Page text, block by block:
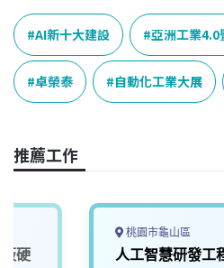
c
e
b
o
o
n
e
a
d
s
n
k
e
d
I
p
y
L
i
n
AI新十大建設 亞洲工業4.0
卓榮泰 自動化工業大展
推薦工作
硬
桃園市龜山區
人工智慧研發工